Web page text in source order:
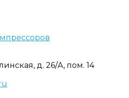
д. 26/А, пом. 14